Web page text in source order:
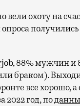
88% мужчин
браком).
все хорошо, а
2022 год, по